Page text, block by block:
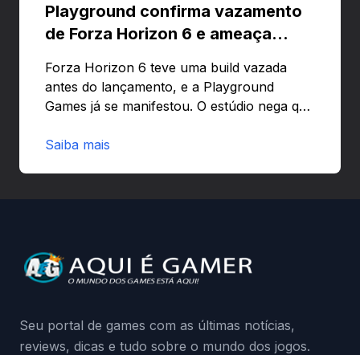
Playground confirma vazamento
de Forza Horizon 6 e ameaça
Forza Horizon 6 teve uma build vazada
antes do lançamento, e a Playground
Games já se manifestou. O estúdio nega que
preload e avisa que quem usar versões não
da Playground: negação do preload,
medidas contra acessos não autorizados
Saiba mais
Seu portal de games com as últimas notícias,
reviews, dicas e tudo sobre o mundo dos jogos.